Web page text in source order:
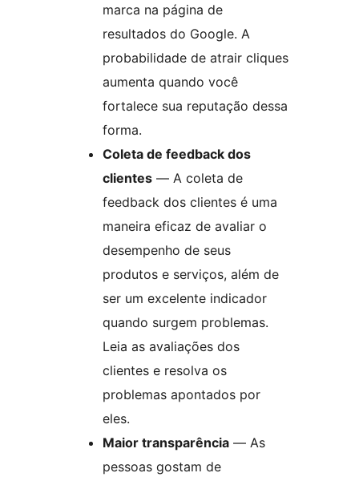
marca na página de
resultados do Google. A
probabilidade de atrair cliques
aumenta quando você
fortalece sua reputação dessa
forma.
Coleta de feedback dos
clientes — A coleta de
feedback dos clientes é uma
maneira eficaz de avaliar o
desempenho de seus
produtos e serviços, além de
ser um excelente indicador
quando surgem problemas.
Leia as avaliações dos
clientes e resolva os
problemas apontados por
eles.
Maior transparência — As
pessoas gostam de